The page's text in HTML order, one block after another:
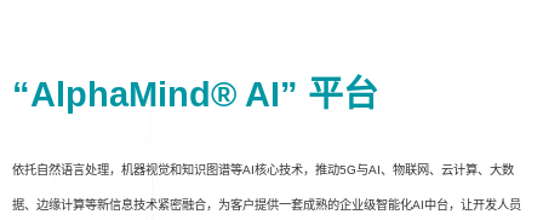
“AlphaMind® AI” 平台
依托自然语言处理，机器视觉和知识图谱等AI核心技术，推动5G与AI、物联网、云计算、大数
据、边缘计算等新信息技术紧密融合，为客户提供一套成熟的企业级智能化AI中台，让开发人员